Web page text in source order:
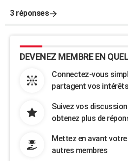
3 réponses
DEVENEZ MEMBRE EN
Connectez-vous
partagent vos intérêts
Suivez vos
obtenez plus de
Mettez en avant
autres membres